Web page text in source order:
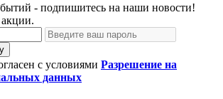
- подпишитесь на наши новости!
с условиями Разрешение на
данных